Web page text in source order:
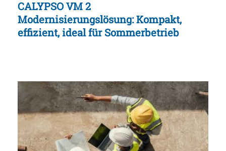
CALYPSO VM 2
Modernisierungslösung: Kompakt,
effizient, ideal für Sommerbetrieb